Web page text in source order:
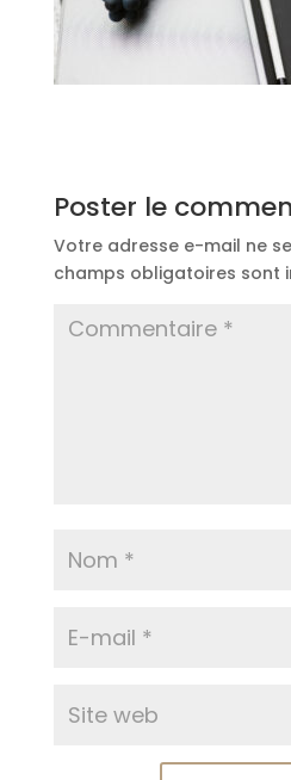
Poster le
Votre adresse e-mail ne
champs obligatoires sont